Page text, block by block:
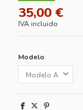
35,00 €
IVA incluido
Modelo